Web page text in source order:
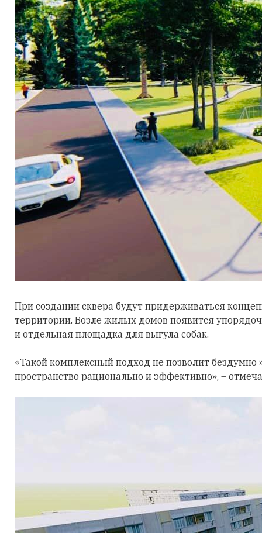
При создании сквера будут придерживаться
территории. Возле жилых домов появится
и отдельная площадка для выгула собак.
«Такой комплексный подход не позволит бездумно
пространство рационально и эффективно», –